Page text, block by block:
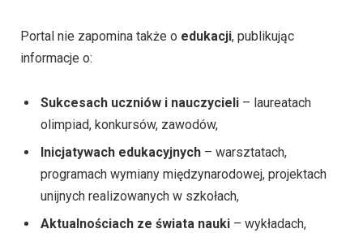
Portal nie zapomina także o edukacji, publikując
informacje o:
Sukcesach uczniów i nauczycieli – laureatach
olimpiad, konkursów, zawodów,
Inicjatywach edukacyjnych – warsztatach,
programach wymiany międzynarodowej, projektach
unijnych realizowanych w szkołach,
Aktualnościach ze świata nauki – wykładach,